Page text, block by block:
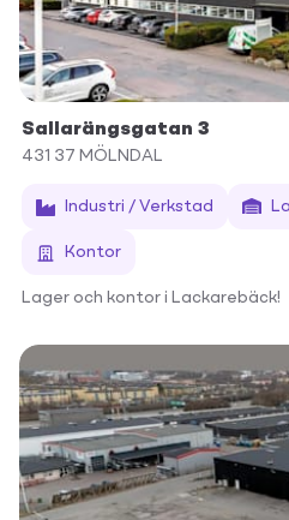
Sallarängsgatan 3
431 37 MÖLNDAL
Industri / Verkstad
Kontor
Lager och kontor i Lackarebäck!